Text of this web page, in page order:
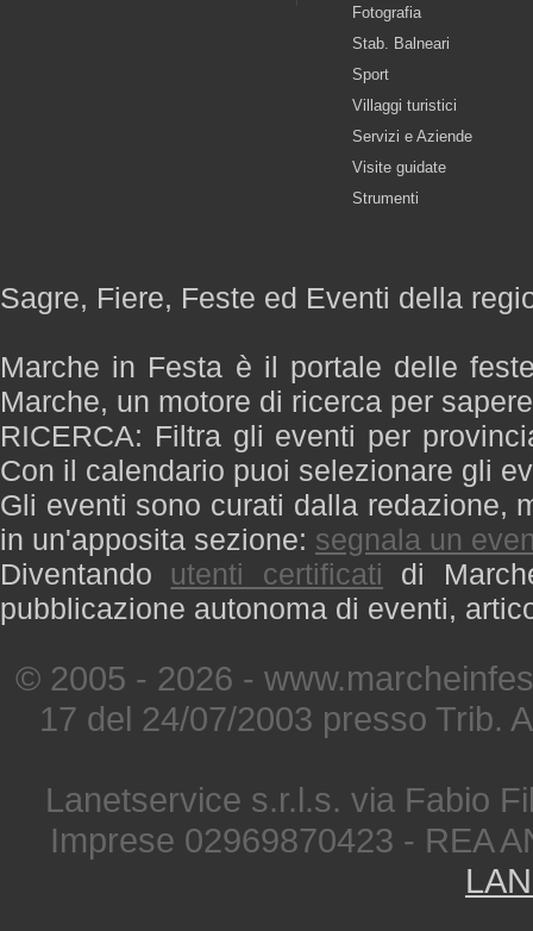
Fotografia
Stab. Balneari
Sport
Villaggi turistici
Servizi e Aziende
Visite guidate
Strumenti
Sagre, Fiere, Feste ed Eventi della
Marche in Festa è il portale delle
Marche, un motore di ricerca per
RICERCA: Filtra gli eventi per
Con il calendario puoi selezionare gli
Gli eventi sono curati dalla redazione,
in un'apposita sezione: segnala un
Diventando utenti certificati di
pubblicazione autonoma di eventi,
© 2005 - 2026 -
17 del 24/07/2003 presso Trib.
Lanetservice s.r.l.s. via Fabio
Imprese 02969870423 - REA